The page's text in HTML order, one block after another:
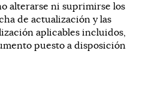
alterarse ni suprimirse los
de actualización y las
aplicables incluidos,
puesto a disposición